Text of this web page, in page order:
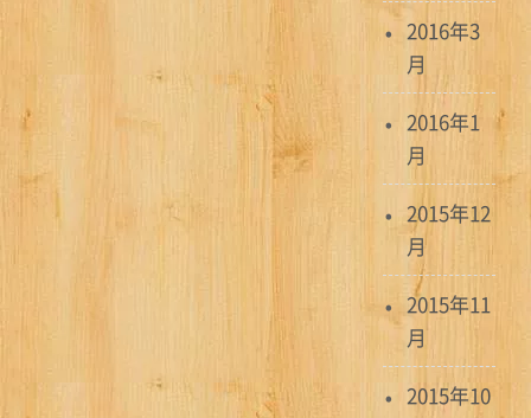
2016年3
月
2016年1
月
2015年12
月
2015年11
月
2015年10